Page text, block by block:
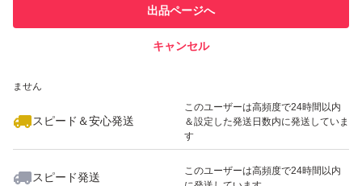
での取引実績があります
ません
スピード＆安心発送
このユーザーは高頻度で24時間以内
＆設定した発送日数内に発送していま
す
スピード発送
このユーザーは高頻度で24時間以内
出品ページへ
キャンセル